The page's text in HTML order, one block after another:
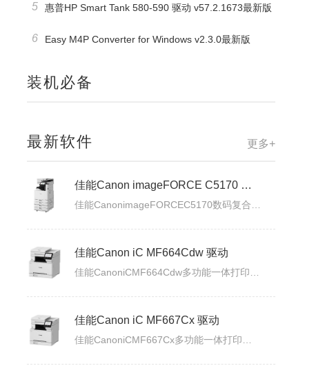
5 惠普HP Smart Tank 580-590 驱动 v57.2.1673最新版
6 Easy M4P Converter for Windows v2.3.0最新版
装机必备
更多+
最新软件
佳能Canon imageFORCE C5170 驱动
佳能Canon iC MF664Cdw 驱动
佳能Canon iC MF667Cx 驱动